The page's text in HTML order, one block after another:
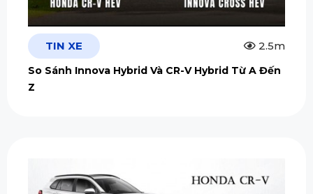
TIN XE 2.5m
So Sánh Innova Hybrid Và CR-V Hybrid Từ A Đến
Z